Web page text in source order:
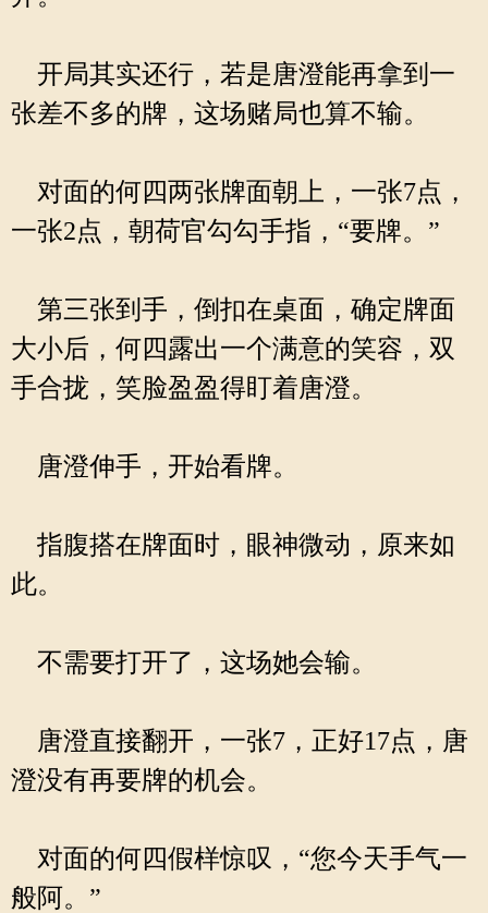
开局其实还行，若是唐澄能再拿到一
张差不多的牌，这场赌局也算不输。
对面的何四两张牌面朝上，一张7点，
一张2点，朝荷官勾勾手指，“要牌。”
第三张到手，倒扣在桌面，确定牌面
大小后，何四露出一个满意的笑容，双
手合拢，笑脸盈盈得盯着唐澄。
唐澄伸手，开始看牌。
指腹搭在牌面时，眼神微动，原来如
此。
不需要打开了，这场她会输。
唐澄直接翻开，一张7，正好17点，唐
澄没有再要牌的机会。
对面的何四假样惊叹，“您今天手气一
般阿。”